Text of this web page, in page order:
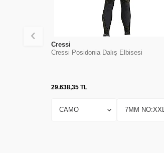
Cressi
Cressi Posidonia Dalış Elbisesi
29.638,35 TL